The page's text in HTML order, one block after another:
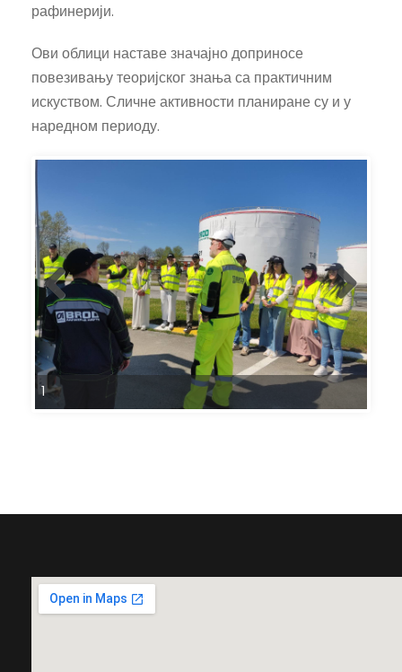
рафинерији.
Ови облици наставе значајно доприносе
повезивању теоријског знања са практичним
искуством. Сличне активности планиране су и у
наредном периоду.
1